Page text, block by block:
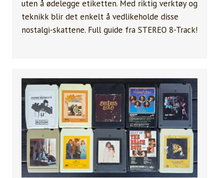
uten å ødelegge etiketten. Med riktig verktøy og
teknikk blir det enkelt å vedlikeholde disse
nostalgi-skattene. Full guide fra STEREO 8-Track!